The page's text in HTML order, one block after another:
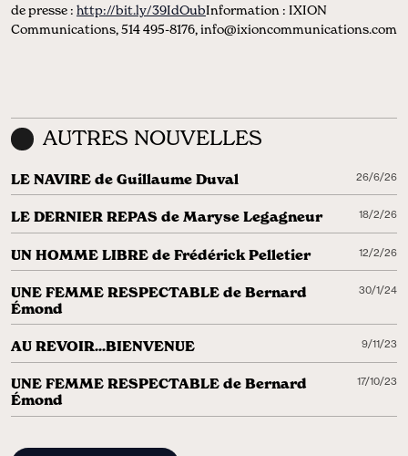
de presse : http://bit.ly/39IdOubInformation : IXION
Communications, 514 495-8176, info@ixioncommunications.com
AUTRES NOUVELLES
LE NAVIRE de Guillaume Duval 26/6/26
LE DERNIER REPAS de Maryse Legagneur 18/2/26
UN HOMME LIBRE de Frédérick Pelletier 12/2/26
UNE FEMME RESPECTABLE de Bernard
Émond
30/1/24
AU REVOIR...BIENVENUE 9/11/23
UNE FEMME RESPECTABLE de Bernard
Émond
17/10/23